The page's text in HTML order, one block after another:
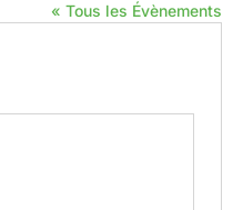
« Tous les Évènements